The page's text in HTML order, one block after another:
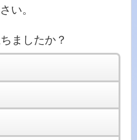
い。
ましたか？